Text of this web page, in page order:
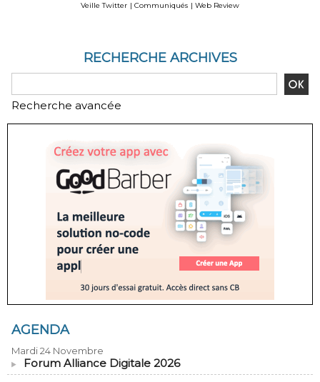
Veille Twitter | Communiqués | Web Review
RECHERCHE ARCHIVES
Recherche avancée
AGENDA
Mardi 24 Novembre
Forum Alliance Digitale 2026